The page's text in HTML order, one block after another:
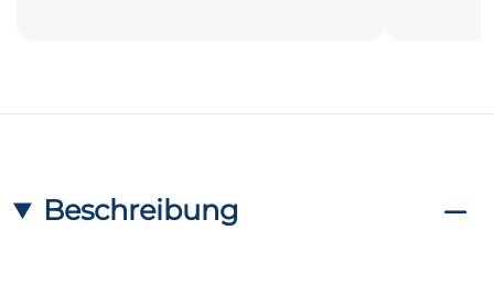
Beschreibung